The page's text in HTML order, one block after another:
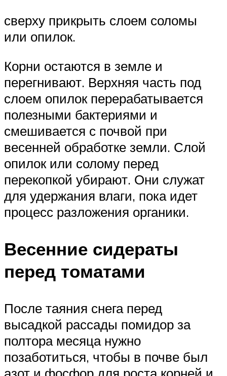
сверху прикрыть слоем соломы
или опилок.
Корни остаются в земле и
перегнивают. Верхняя часть под
слоем опилок перерабатывается
полезными бактериями и
смешивается с почвой при
весенней обработке земли. Слой
опилок или солому перед
перекопкой убирают. Они служат
для удержания влаги, пока идет
процесс разложения органики.
Весенние сидераты
перед томатами
После таяния снега перед
высадкой рассады помидор за
полтора месяца нужно
позаботиться, чтобы в почве был